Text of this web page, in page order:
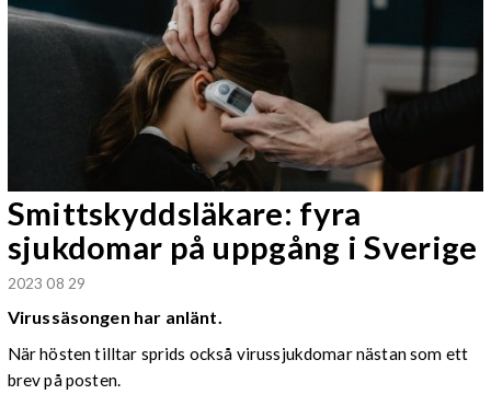
Smittskyddsläkare: fyra
sjukdomar på uppgång i Sverige
2023 08 29
Virussäsongen har anlänt.
När hösten tilltar sprids också virussjukdomar nästan som ett
brev på posten.